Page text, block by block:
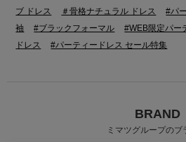
ブ ドレス
＃骨格ナチュラル ドレス #パ
袖
#ブラックフォーマル #WEB限定パー
ドレス
#パーティードレス セール特集
BRAND
ミマツグループのブ